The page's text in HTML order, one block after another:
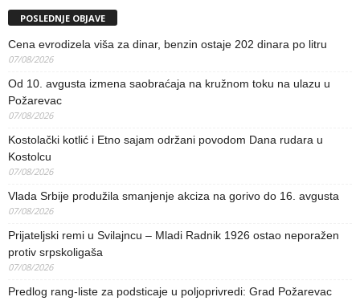
POSLEDNJE OBJAVE
Cena evrodizela viša za dinar, benzin ostaje 202 dinara po litru
07/08/2026
Od 10. avgusta izmena saobraćaja na kružnom toku na ulazu u
Požarevac
07/08/2026
Kostolački kotlić i Etno sajam održani povodom Dana rudara u
Kostolcu
07/08/2026
Vlada Srbije produžila smanjenje akciza na gorivo do 16. avgusta
07/08/2026
Prijateljski remi u Svilajncu – Mladi Radnik 1926 ostao neporažen
protiv srpskoligaša
07/08/2026
Predlog rang-liste za podsticaje u poljoprivredi: Grad Požarevac